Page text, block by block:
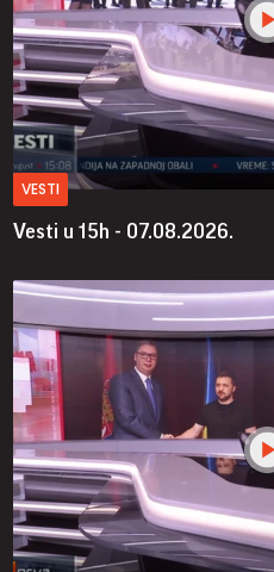
VESTI
Vesti u 15h - 07.08.2026.